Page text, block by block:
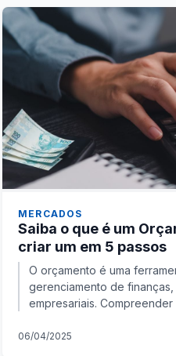
MERCADOS
Saiba o que é um
criar um em 5 passos
O orçamento é uma
gerenciamento de
empresariais.
06/04/2025